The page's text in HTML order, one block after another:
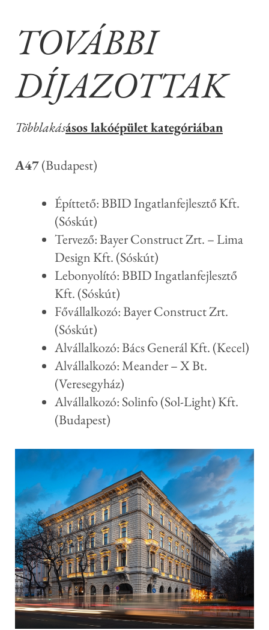
TOVÁBBI
DÍJAZOTTAK
Többlakásásos lakóépület kategóriában
A47(Budapest)
Építtető: BBID Ingatlanfejlesztő Kft.
(Sóskút)
Tervező: Bayer Construct Zrt. – Lima
Design Kft. (Sóskút)
Lebonyolító: BBID Ingatlanfejlesztő
Kft. (Sóskút)
Fővállalkozó: Bayer Construct Zrt.
(Sóskút)
Alvállalkozó: Bács Generál Kft. (Kecel)
Alvállalkozó: Meander – X Bt.
(Veresegyház)
Alvállalkozó: Solinfo (Sol-Light) Kft.
(Budapest)